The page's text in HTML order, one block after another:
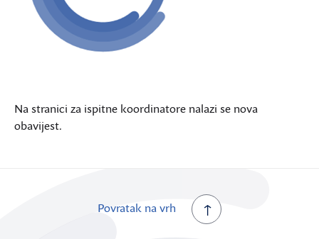
Na stranici za ispitne koordinatore nalazi se nova
obavijest.
Povratak na vrh